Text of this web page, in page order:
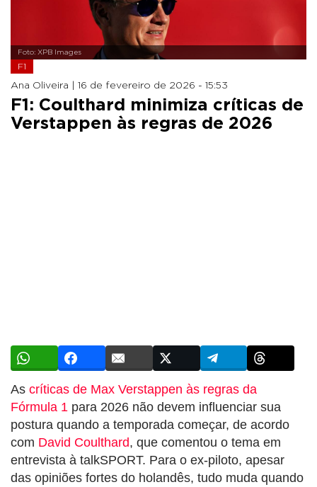
Foto: XPB Images
F1
Ana Oliveira | 16 de fevereiro de 2026 - 15:53
F1: Coulthard minimiza críticas de
Verstappen às regras de 2026
As críticas de Max Verstappen às regras da
Fórmula 1 para 2026 não devem influenciar sua
postura quando a temporada começar, de acordo
com David Coulthard, que comentou o tema em
entrevista à talkSPORT. Para o ex-piloto, apesar
das opiniões fortes do holandês, tudo muda quando